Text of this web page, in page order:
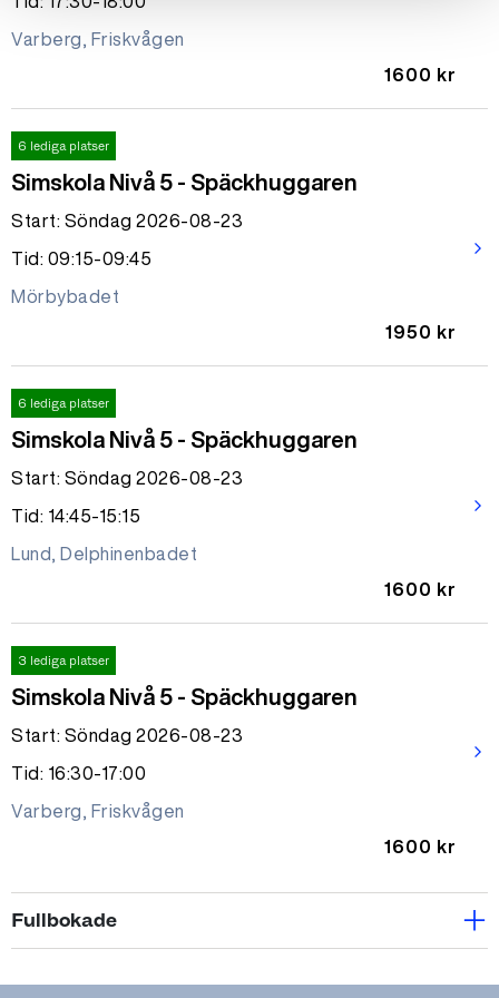
Varberg, Friskvågen
1600 kr
6 lediga platser
Simskola Nivå 5 - Späckhuggaren
Start: Söndag 2026-08-23
Tid: 09:15-09:45
Mörbybadet
1950 kr
arrow_forward_ios
6 lediga platser
Simskola Nivå 5 - Späckhuggaren
Start: Söndag 2026-08-23
Tid: 14:45-15:15
Lund, Delphinenbadet
1600 kr
arrow_forward_ios
3 lediga platser
Simskola Nivå 5 - Späckhuggaren
Start: Söndag 2026-08-23
Tid: 16:30-17:00
Varberg, Friskvågen
1600 kr
arrow_forward_ios
Fullbokade